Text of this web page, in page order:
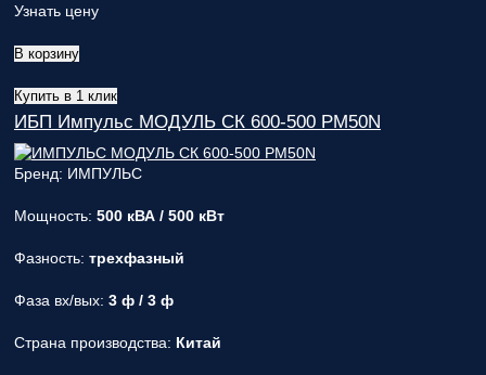
Узнать цену
В корзину
Купить в 1 клик
ИБП Импульс МОДУЛЬ СК 600-500 PM50N
Бренд: ИМПУЛЬС
Мощность: 500 кВА / 500 кВт
Фазность: трехфазный
Фаза вх/вых: 3 ф / 3 ф
Страна производства: Китай